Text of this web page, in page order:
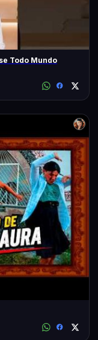
Todo Mundo